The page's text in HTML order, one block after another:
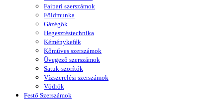
Faipari szerszámok
Földmunka
Gázégők
Hegesztéstechnika
Kéménykefék
Kőműves szerszámok
Üvegező szerszámok
Satuk-szorítók
Vízszerelési szerszámok
Vödrök
Festő Szerszámok